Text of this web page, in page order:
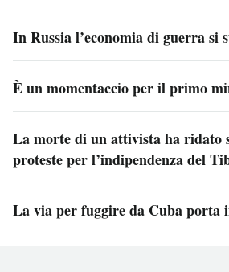
In Russia l’economia di guerra si
È un momentaccio per il primo
La morte di un attivista ha ridato
proteste per l’indipendenza del
La via per fuggire da Cuba porta